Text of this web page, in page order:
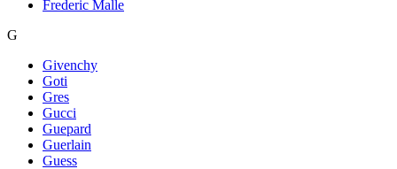
Frederic Malle
G
Givenchy
Goti
Gres
Gucci
Guepard
Guerlain
Guess